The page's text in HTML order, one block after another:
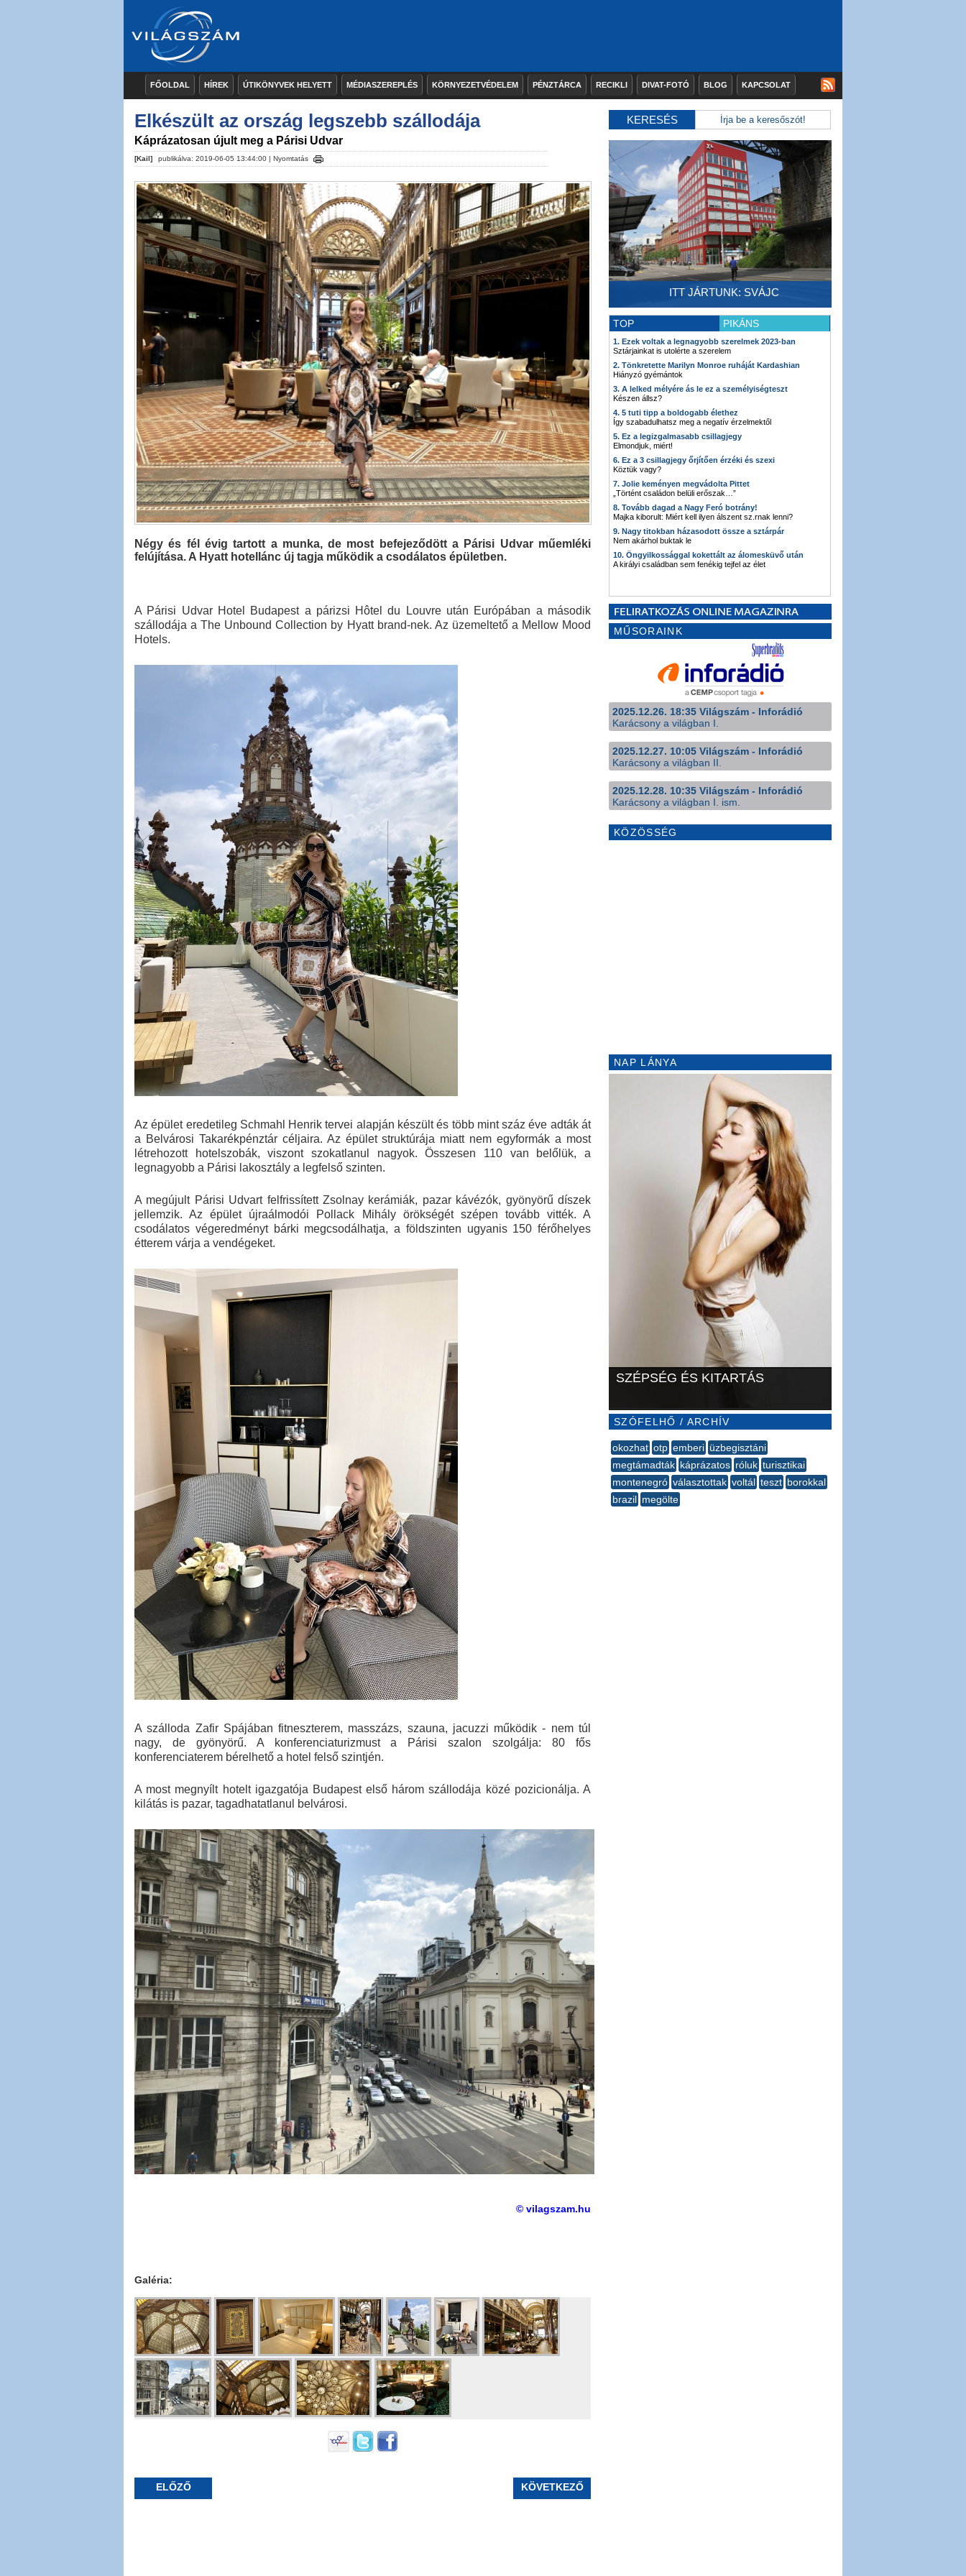
FŐOLDAL HÍREK ÚTIKÖNYVEK HELYETT MÉDIASZEREPLÉS KÖRNYEZETVÉDELEM PÉNZTÁRCA RECIKLI DIVAT-FOTÓ BLOG KAPCSOLAT
Elkészült az ország legszebb szállodája
Káprázatosan újult meg a Párisi Udvar
[Kail] publikálva: 2019-06-05 13:44:00 | Nyomtatás
Négy és fél évig tartott a munka, de most befejeződött a Párisi Udvar műemléki
felújítása. A Hyatt hotellánc új tagja működik a csodálatos épületben.
A Párisi Udvar Hotel Budapest a párizsi Hôtel du Louvre után Európában a második
szállodája a The Unbound Collection by Hyatt brand-nek. Az üzemeltető a Mellow Mood
Hotels.
Az épület eredetileg Schmahl Henrik tervei alapján készült és több mint száz éve adták át
a Belvárosi Takarékpénztár céljaira. Az épület struktúrája miatt nem egyformák a most
létrehozott hotelszobák, viszont szokatlanul nagyok. Összesen 110 van belőlük, a
legnagyobb a Párisi lakosztály a legfelső szinten.
A megújult Párisi Udvart felfrissített Zsolnay kerámiák, pazar kávézók, gyönyörű díszek
jellemzik. Az épület újraálmodói Pollack Mihály örökségét szépen tovább vitték. A
csodálatos végeredményt bárki megcsodálhatja, a földszinten ugyanis 150 férőhelyes
étterem várja a vendégeket.
A szálloda Zafir Spájában fitneszterem, masszázs, szauna, jacuzzi működik - nem túl
nagy, de gyönyörű. A konferenciaturizmust a Párisi szalon szolgálja: 80 fős
konferenciaterem bérelhető a hotel felső szintjén.
A most megnyílt hotelt igazgatója Budapest első három szállodája közé pozicionálja. A
kilátás is pazar, tagadhatatlanul belvárosi.
© vilagszam.hu
Galéria:
ELŐZŐ KÖVETKEZŐ
KERESÉS
ITT JÁRTUNK: SVÁJC
TOP PIKÁNS
1. Ezek voltak a legnagyobb szerelmek 2023-ban
Sztárjainkat is utolérte a szerelem
2. Tönkretette Marilyn Monroe ruháját Kardashian
Hiányzó gyémántok
3. A lelked mélyére ás le ez a személyiségteszt
Készen állsz?
4. 5 tuti tipp a boldogabb élethez
Így szabadulhatsz meg a negatív érzelmektől
5. Ez a legizgalmasabb csillagjegy
Elmondjuk, miért!
6. Ez a 3 csillagjegy őrjítően érzéki és szexi
Köztük vagy?
7. Jolie keményen megvádolta Pittet
„Történt családon belüli erőszak…”
8. Tovább dagad a Nagy Feró botrány!
Majka kiborult: Miért kell ilyen álszent sz.rnak lenni?
9. Nagy titokban házasodott össze a sztárpár
Nem akárhol buktak le
10. Öngyilkossággal kokettált az álomesküvő után
A királyi családban sem fenékig tejfel az élet
MŰSORAINK
2025.12.26. 18:35 Világszám - Inforádió
Karácsony a világban I.
2025.12.27. 10:05 Világszám - Inforádió
Karácsony a világban II.
2025.12.28. 10:35 Világszám - Inforádió
Karácsony a világban I. ism.
KÖZÖSSÉG
NAP LÁNYA
SZÉPSÉG ÉS KITARTÁS
SZÓFELHŐ / ARCHÍV
okozhat otp emberi üzbegisztáni
megtámadták káprázatos róluk turisztikai
​montenegró választottak voltál teszt borokkal
brazil megölte